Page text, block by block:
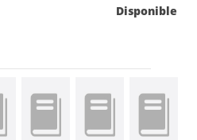
Disponible